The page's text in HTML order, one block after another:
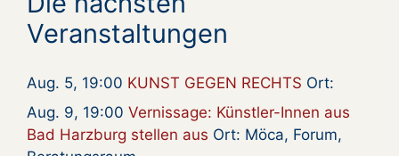
Veranstaltungen
Aug. 5, 19:00 KUNST GEGEN RECHTS Ort:
Aug. 9, 19:00 Vernissage: Künstler-Innen aus
Bad Harzburg stellen aus Ort: Möca, Forum,